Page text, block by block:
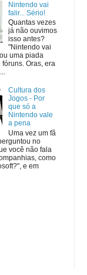
Nintendo vai
falir... Sério!
Quantas vezes
já não ouvimos
isso antes?
"Nintendo vai
uma piada
Oras, era
Cultura dos
Jogos - Por
que só a
Nintendo vale
a pena
Uma vez um fã
no
você não fala
como
e em